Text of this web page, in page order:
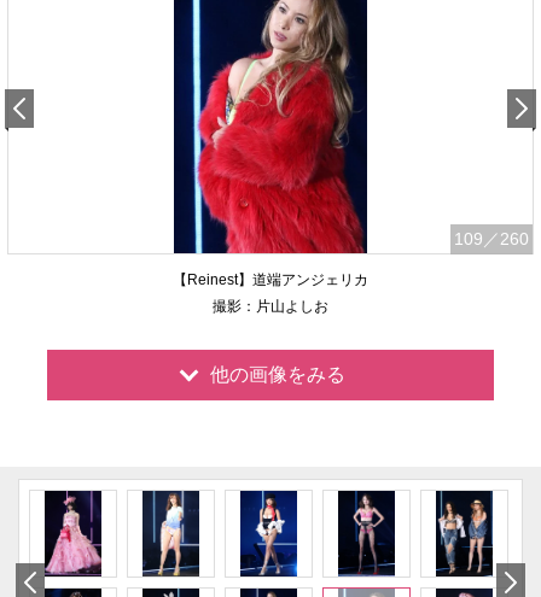
109 ／260
【Reinest】道端アンジェリカ
撮影：片山よしお
他の画像をみる